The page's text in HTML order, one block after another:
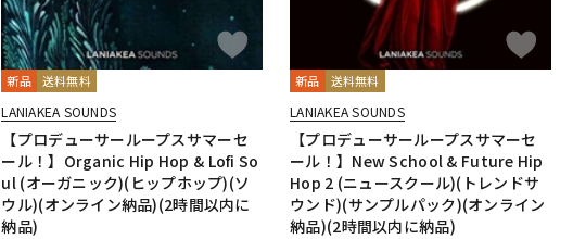
新品 送料無料
LANIAKEA SOUNDS
【プロデューサーループスサマーセ
ール！】Organic Hip Hop & Lofi So
ul (オーガニック)(ヒップホップ)(ソ
ウル)(オンライン納品)(2時間以内に
納品)
新品 送料無料
LANIAKEA SOUNDS
【プロデューサーループスサマーセ
ール！】New School & Future Hip
Hop 2 (ニュースクール)(トレンドサ
ウンド)(サンプルパック)(オンライン
納品)(2時間以内に納品)